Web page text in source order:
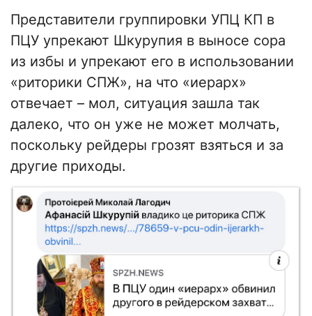
Представители группировки УПЦ КП в
ПЦУ упрекают Шкурупия в выносе сора
из избы и упрекают его в использовании
«риторики СПЖ», на что «иерарх»
отвечает – мол, ситуация зашла так
далеко, что он уже не может молчать,
поскольку рейдеры грозят взяться и за
другие приходы.